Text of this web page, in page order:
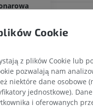
Odnośniki
Snell, R.S.
Health/
Cookie
z plików Cookie lub
pozwalają nam
niektóre dane osobowe
jednostkowe).
i oferowanych